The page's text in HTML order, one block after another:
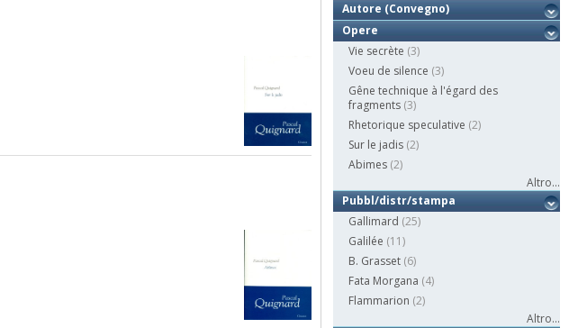
Autore (Convegno)
Opere
Vie secrète (3)
Voeu de silence (3)
Gêne technique à l'égard des
fragments (3)
Rhetorique speculative (2)
Sur le jadis (2)
Abimes (2)
Altro...
Pubbl/distr/stampa
Gallimard (25)
Galilée (11)
B. Grasset (6)
Fata Morgana (4)
Flammarion (2)
Altro...